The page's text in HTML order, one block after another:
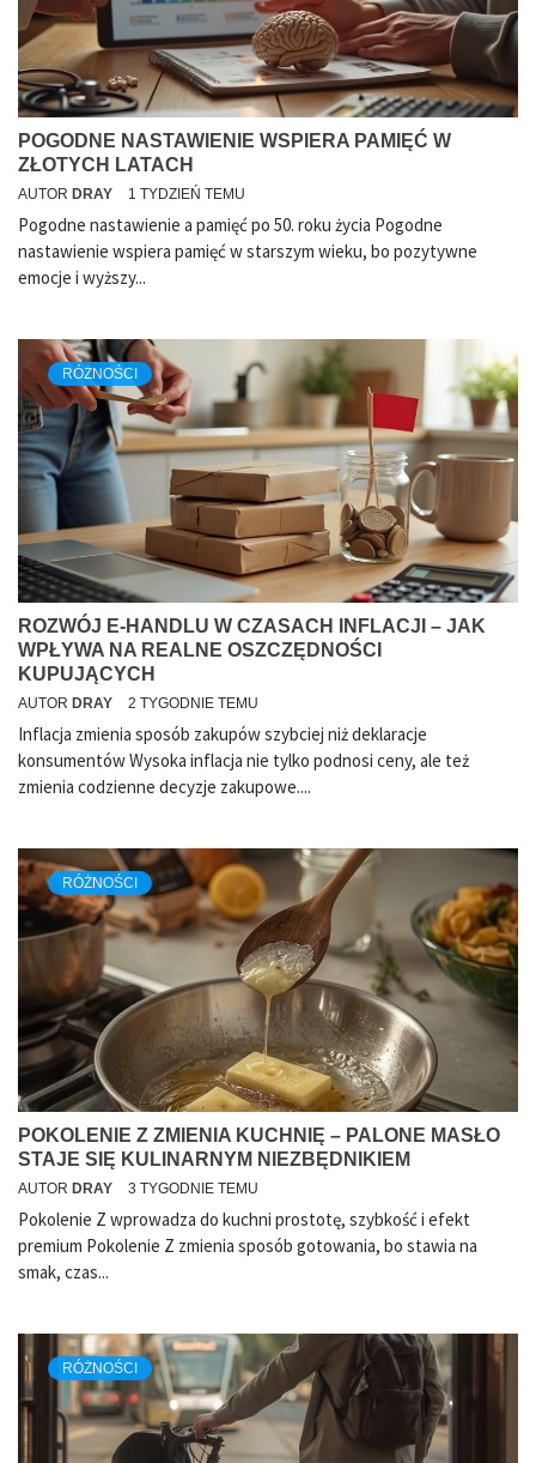
POGODNE NASTAWIENIE WSPIERA PAMIĘĆ W
ZŁOTYCH LATACH
AUTOR DRAY 1 TYDZIEŃ TEMU
Pogodne nastawienie a pamięć po 50. roku życia Pogodne
nastawienie wspiera pamięć w starszym wieku, bo pozytywne
emocje i wyższy...
RÓŻNOŚCI
ROZWÓJ E-HANDLU W CZASACH INFLACJI – JAK
WPŁYWA NA REALNE OSZCZĘDNOŚCI
KUPUJĄCYCH
AUTOR DRAY 2 TYGODNIE TEMU
Inflacja zmienia sposób zakupów szybciej niż deklaracje
konsumentów Wysoka inflacja nie tylko podnosi ceny, ale też
zmienia codzienne decyzje zakupowe....
RÓŻNOŚCI
POKOLENIE Z ZMIENIA KUCHNIĘ – PALONE MASŁO
STAJE SIĘ KULINARNYM NIEZBĘDNIKIEM
AUTOR DRAY 3 TYGODNIE TEMU
Pokolenie Z wprowadza do kuchni prostotę, szybkość i efekt
premium Pokolenie Z zmienia sposób gotowania, bo stawia na
smak, czas...
RÓŻNOŚCI